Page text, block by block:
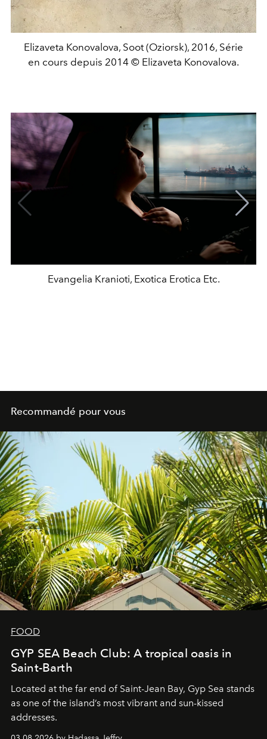
Elizaveta Konovalova, Soot (Oziorsk), 2016, Série
en cours depuis 2014 © Elizaveta Konovalova.
Evangelia Kranioti, Exotica Erotica Etc.
Recommandé pour vous
FOOD
GYP SEA Beach Club: A tropical oasis in
Saint-Barth
Located at the far end of Saint-Jean Bay, Gyp Sea stands
as one of the island’s most vibrant and sun-kissed
addresses.